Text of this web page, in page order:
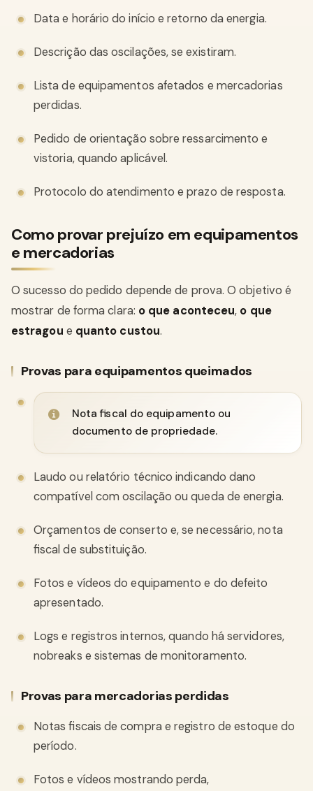
Data e horário do início e retorno da energia.
Descrição das oscilações, se existiram.
Lista de equipamentos afetados e mercadorias
perdidas.
Pedido de orientação sobre ressarcimento e
vistoria, quando aplicável.
Protocolo do atendimento e prazo de resposta.
Como provar prejuízo em equipamentos
e mercadorias
O sucesso do pedido depende de prova. O objetivo é
mostrar de forma clara: o que aconteceu, o que
estragou e quanto custou.
Provas para equipamentos queimados
Nota fiscal do equipamento ou
documento de propriedade.
Laudo ou relatório técnico indicando dano
compatível com oscilação ou queda de energia.
Orçamentos de conserto e, se necessário, nota
fiscal de substituição.
Fotos e vídeos do equipamento e do defeito
apresentado.
Logs e registros internos, quando há servidores,
nobreaks e sistemas de monitoramento.
Provas para mercadorias perdidas
Notas fiscais de compra e registro de estoque do
período.
Fotos e vídeos mostrando perda,